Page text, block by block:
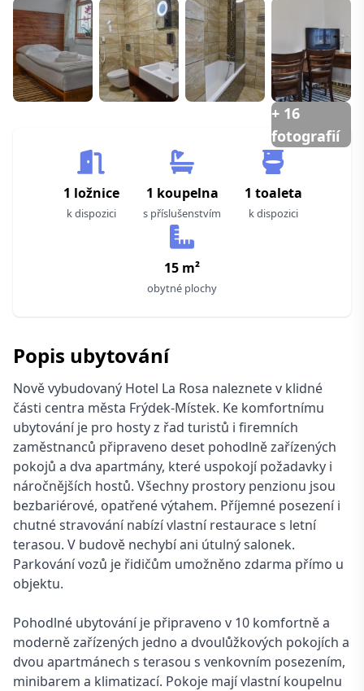
+ 16
fotografií
1 ložnice
k dispozici
1 koupelna
s příslušenstvím
1 toaleta
k dispozici
15 m²
obytné plochy
Popis ubytování
Nově vybudovaný Hotel La Rosa naleznete v klidné
části centra města Frýdek-Místek. Ke komfortnímu
ubytování je pro hosty z řad turistů i firemních
zaměstnanců připraveno deset pohodlně zařízených
pokojů a dva apartmány, které uspokojí požadavky i
náročnějších hostů. Všechny prostory penzionu jsou
bezbariérové, opatřené výtahem. Příjemné posezení i
chutné stravování nabízí vlastní restaurace s letní
terasou. V budově nechybí ani útulný salonek.
Parkování vozů je řidičům umožněno zdarma přímo u
objektu.
Pohodlné ubytování je připraveno v 10 komfortně a
moderně zařízených jedno a dvoulůžkových pokojích a
dvou apartmánech s terasou s venkovním posezením,
minibarem a klimatizací. Pokoje mají vlastní koupelnu